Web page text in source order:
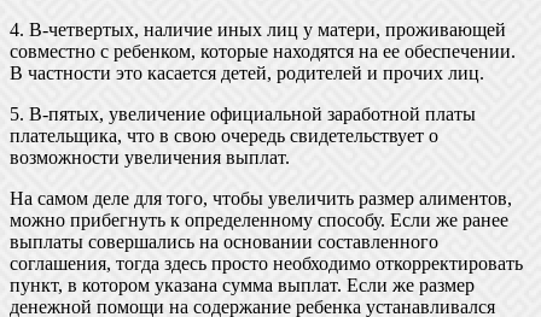
4. В-четвертых, наличие иных лиц у матери, проживающей
совместно с ребенком, которые находятся на ее обеспечении.
В частности это касается детей, родителей и прочих лиц.
5. В-пятых, увеличение официальной заработной платы
плательщика, что в свою очередь свидетельствует о
возможности увеличения выплат.
На самом деле для того, чтобы увеличить размер алиментов,
можно прибегнуть к определенному способу. Если же ранее
выплаты совершались на основании составленного
соглашения, тогда здесь просто необходимо откорректировать
пункт, в котором указана сумма выплат. Если же размер
денежной помощи на содержание ребенка устанавливался